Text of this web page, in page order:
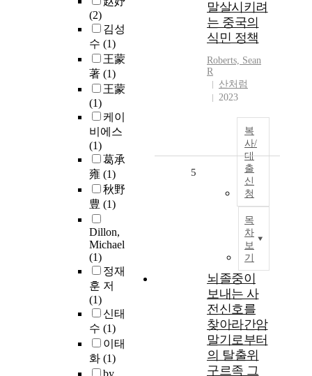
(2)
김성
수 (1)
王蒙
著 (1)
王蒙
(1)
케이
비에스
(1)
葛承
雍 (1)
秋野
豊 (1)
Dillon,
Michael
(1)
정재
훈 저
(1)
신태
수 (1)
이태
화 (1)
말살시키려
는 중국의
식민 정책
Roberts, Sean
R
산처럼
2023
복
사/
대
출
신
청
목
차
보
기
5
뇌졸중이
보내는 사
전신호를
찾아라간암
말기로부터
의 탈출위
구르족 그